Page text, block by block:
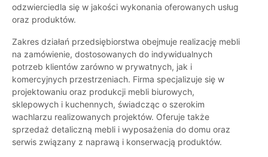
odzwierciedla się w jakości wykonania oferowanych usług
oraz produktów.
Zakres działań przedsiębiorstwa obejmuje realizację mebli
na zamówienie, dostosowanych do indywidualnych
potrzeb klientów zarówno w prywatnych, jak i
komercyjnych przestrzeniach. Firma specjalizuje się w
projektowaniu oraz produkcji mebli biurowych,
sklepowych i kuchennych, świadcząc o szerokim
wachlarzu realizowanych projektów. Oferuje także
sprzedaż detaliczną mebli i wyposażenia do domu oraz
serwis związany z naprawą i konserwacją produktów.